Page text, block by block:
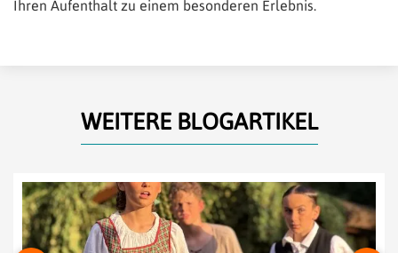
Ihren Aufenthalt zu einem besonderen Erlebnis.
WEITERE BLOGARTIKEL